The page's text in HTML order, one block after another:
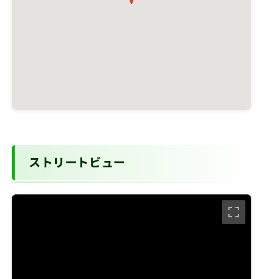
ストリートビュー